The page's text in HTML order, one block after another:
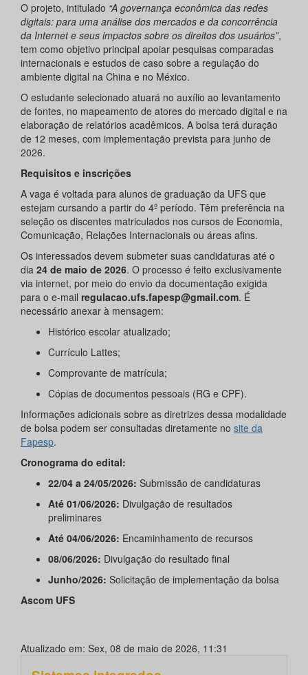
O projeto, intitulado “A governança econômica das redes
digitais: para uma análise dos mercados e da concorrência
da Internet e seus impactos sobre os direitos dos usuários”,
tem como objetivo principal apoiar pesquisas comparadas
internacionais e estudos de caso sobre a regulação do
ambiente digital na China e no México.
O estudante selecionado atuará no auxílio ao levantamento
de fontes, no mapeamento de atores do mercado digital e na
elaboração de relatórios acadêmicos. A bolsa terá duração
de 12 meses, com implementação prevista para junho de
2026.
Requisitos e inscrições
A vaga é voltada para alunos de graduação da UFS que
estejam cursando a partir do 4º período. Têm preferência na
seleção os discentes matriculados nos cursos de Economia,
Comunicação, Relações Internacionais ou áreas afins.
Os interessados devem submeter suas candidaturas até o
dia 24 de maio de 2026. O processo é feito exclusivamente
via internet, por meio do envio da documentação exigida
para o e-mail regulacao.ufs.fapesp@gmail.com. É
necessário anexar à mensagem:
Histórico escolar atualizado;
Currículo Lattes;
Comprovante de matrícula;
Cópias de documentos pessoais (RG e CPF).
Informações adicionais sobre as diretrizes dessa modalidade
de bolsa podem ser consultadas diretamente no site da
Fapesp.
Cronograma do edital:
22/04 a 24/05/2026: Submissão de candidaturas
Até 01/06/2026: Divulgação de resultados
preliminares
Até 04/06/2026: Encaminhamento de recursos
08/06/2026: Divulgação do resultado final
Junho/2026: Solicitação de implementação da bolsa
Ascom UFS
Atualizado em: Sex, 08 de maio de 2026, 11:31